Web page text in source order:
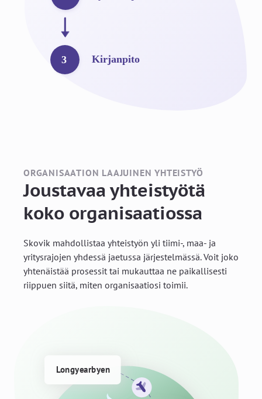
ORGANISAATION LAAJUINEN YHTEISTYÖ
Joustavaa yhteistyötä
koko organisaatiossa
Skovik mahdollistaa yhteistyön yli tiimi-, maa- ja
yritysrajojen yhdessä jaetussa järjestelmässä. Voit joko
yhtenäistää prosessit tai mukauttaa ne paikallisesti
riippuen siitä, miten organisaatiosi toimii.